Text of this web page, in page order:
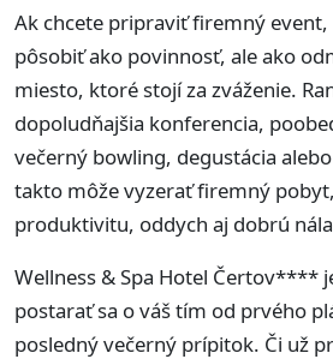
Ak chcete pripraviť firemný
pôsobiť ako povinnosť, ale ako
miesto, ktoré stojí za zváženie.
dopoludňajšia konferencia,
večerný bowling, degustácia
takto môže vyzerať firemný
produktivitu, oddych aj dobrú
Wellness & Spa Hotel Čertov****
postarať sa o váš tím od prvého
posledný večerný prípitok. Či už